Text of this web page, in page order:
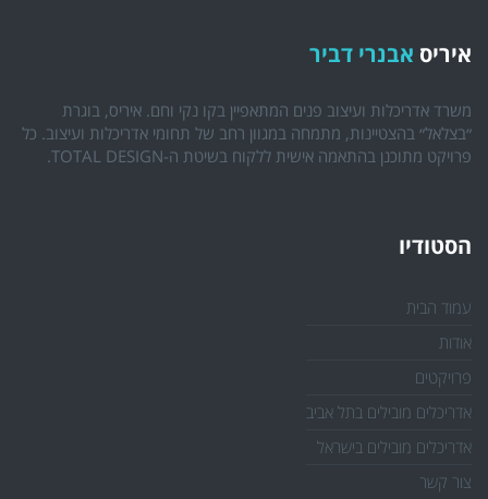
איריס אבנרי דביר
משרד אדריכלות ועיצוב פנים המתאפיין בקו נקי וחם. איריס, בוגרת
״בצלאל״ בהצטיינות, מתמחה במגוון רחב של תחומי אדריכלות ועיצוב. כל
פרויקט מתוכנן בהתאמה אישית ללקוח בשיטת ה-TOTAL DESIGN.
הסטודיו
עמוד הבית
אודות
פרויקטים
אדריכלים מובילים בתל אביב
אדריכלים מובילים בישראל
צור קשר